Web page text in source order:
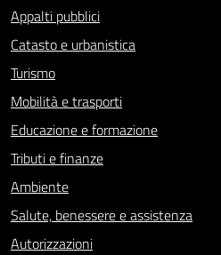
Appalti pubblici
Catasto e urbanistica
Turismo
Mobilità e trasporti
Educazione e formazione
Tributi e finanze
Ambiente
Salute, benessere e assistenza
Autorizzazioni